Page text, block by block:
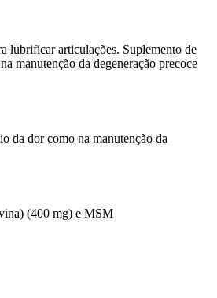
lubrificar articulações. Suplemento de
manutenção da degeneração precoce
da dor como na manutenção da
(400 mg) e MSM